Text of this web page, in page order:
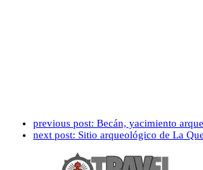
previous post: Becán, yacimiento
next post: Sitio arqueológico de La